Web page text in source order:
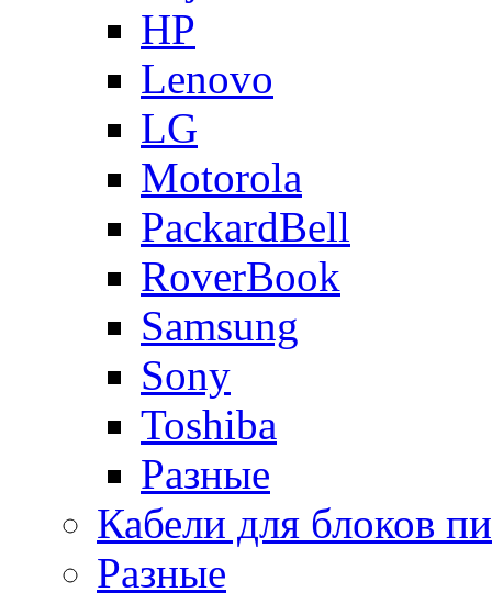
HP
Lenovo
LG
Motorola
PackardBell
RoverBook
Samsung
Sony
Toshiba
Разные
Кабели для блоков
Разные